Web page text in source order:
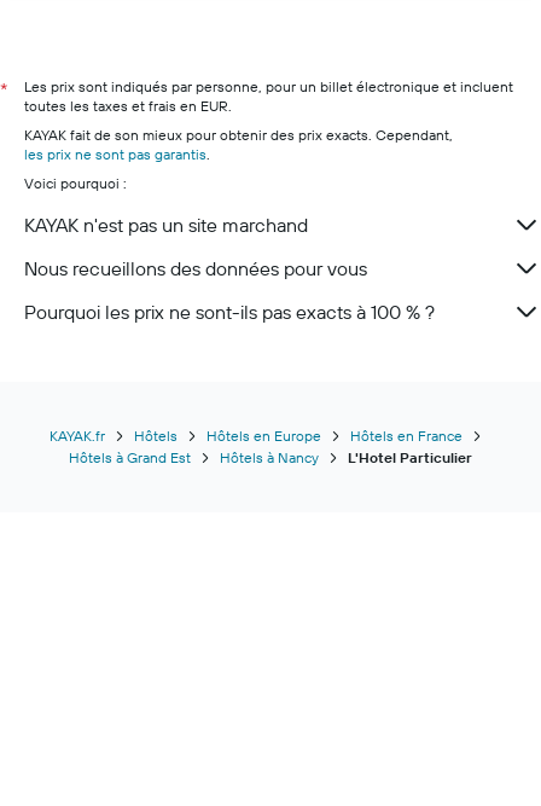
Hôtels à Gérardmer
Hôtels à Metz
Hôtels à Mulhouse
*
Les prix sont indiqués par personne, pour un billet électronique et incluent
toutes les taxes et frais en EUR.
KAYAK fait de son mieux pour obtenir des prix exacts. Cependant,
les prix ne sont pas garantis.
Voici pourquoi :
KAYAK n'est pas un site marchand
Nous recueillons des données pour vous
Pourquoi les prix ne sont-ils pas exacts à 100 % ?
KAYAK.fr Hôtels Hôtels en Europe
Hôtels en France
Hôtels à Grand Est
Hôtels à Nancy L'Hotel Particulier